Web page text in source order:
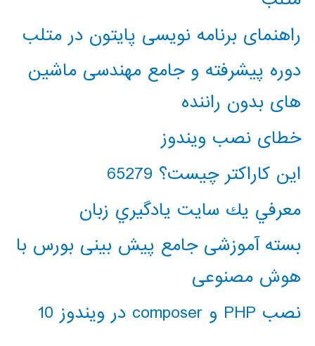
راهنمای برنامه نویسی پایتون در متلب
دوره پیشرفته و جامع مهندسی ماشین
های بدون راننده
خطای نصب ویندوز
این کاراکتر چیست؟ 65279
معرفي يك سايت يادگيري زبان
بسته آموزشی جامع پیش بینی بورس با
هوش مصنوعی
نصب PHP و composer در ویندوز 10